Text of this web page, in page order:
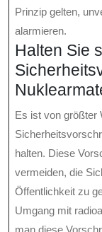
Prinzip gelten,
alarmieren.
Halten Sie
Es ist von größter
halten. Diese
vermeiden, die
Öffentlichkeit zu
Umgang mit
man diese